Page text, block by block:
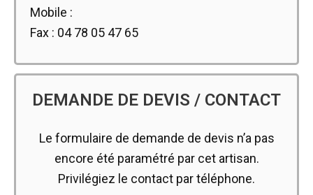
Mobile :
Fax : 04 78 05 47 65
DEMANDE DE DEVIS / CONTACT
Le formulaire de demande de devis n’a pas
encore été paramétré par cet artisan.
Privilégiez le contact par téléphone.